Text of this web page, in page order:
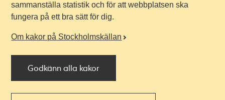
sammanställa statistik och för att webbplatsen ska
fungera på ett bra sätt för dig.
Om kakor på Stockholmskällan
Godkänn alla kakor